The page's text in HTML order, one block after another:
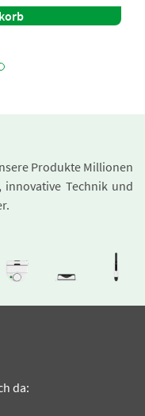
Produkte Millionen
Technik und
da: